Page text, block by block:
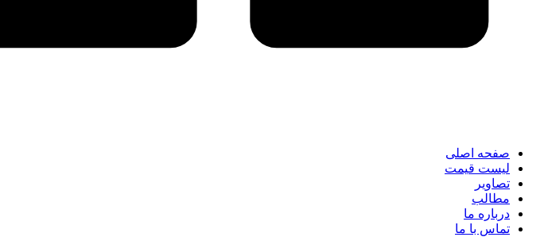
صفحه اصلی
لیست قیمت
تصاویر
مطالب
درباره ما
تماس با ما